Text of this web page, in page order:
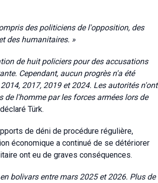
des politiciens de l'opposition, des
des humanitaires. »
de huit policiers pour des accusations
Cependant, aucun progrès n'a été
2017, 2019 et 2024. Les autorités n'ont
l'homme par les forces armées lors de
Türk.
de déni de procédure régulière,
économique a continué de se détériorer
ont eu de graves conséquences.
bolivars entre mars 2025 et 2026. Plus de